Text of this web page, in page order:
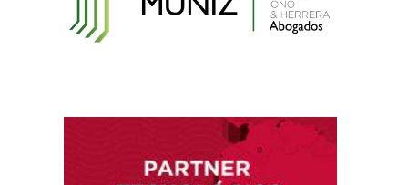
Ley que protege a la madre trabajadora